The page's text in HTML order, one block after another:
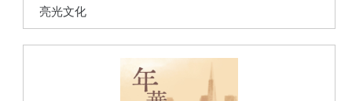
亮光文化